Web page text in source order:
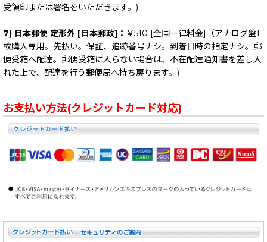
受領印または署名をいただきます。)
7) 日本郵便 定形外 [日本郵政]： ￥510 [全国一律料金]
（アナログ盤1
枚購入専用。先払い。保証、追跡番号ナシ。到着日時の指定ナシ。郵
便受箱へ配達。郵便受箱に入らない場合は、不在配達通知書を差し入
れた上で、配達を行う郵便局へ持ち戻ります。)
お支払い方法(クレジットカード対応)